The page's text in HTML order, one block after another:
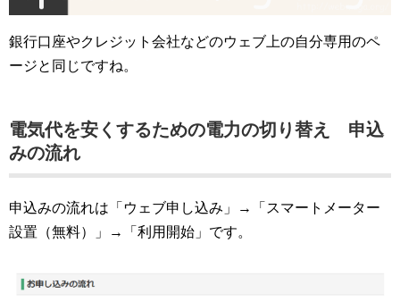
銀行口座やクレジット会社などのウェブ上の自分専用のペ
ージと同じですね。
電気代を安くするための電力の切り替え 申込
みの流れ
申込みの流れは「ウェブ申し込み」→「スマートメーター
設置（無料）」→「利用開始」です。